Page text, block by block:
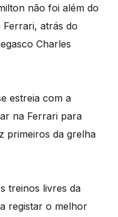
não foi além do
atrás do
Charles
estreia com a
na Ferrari para
primeiros da grelha
treinos livres da
registar o melhor